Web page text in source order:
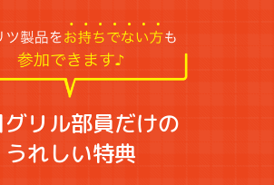
リル部員だけの
うれしい特典